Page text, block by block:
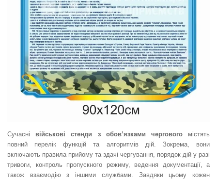
Сучасні військові стенди з обов’язками черговогомістять
повний перелік функцій та алгоритмів дій. Зокрема, вони
включають правила прийому та здачі чергування, порядок дій у разі
тривоги, контроль пропускного режиму, ведення документації, а
також взаємодію з іншими службами. Завдяки цьому кожен